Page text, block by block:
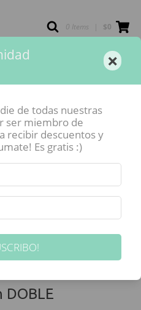
0 Items | $0
DOBLE
×
de todas nuestras
ser miembro de
recibir descuentos y
Es gratis :)